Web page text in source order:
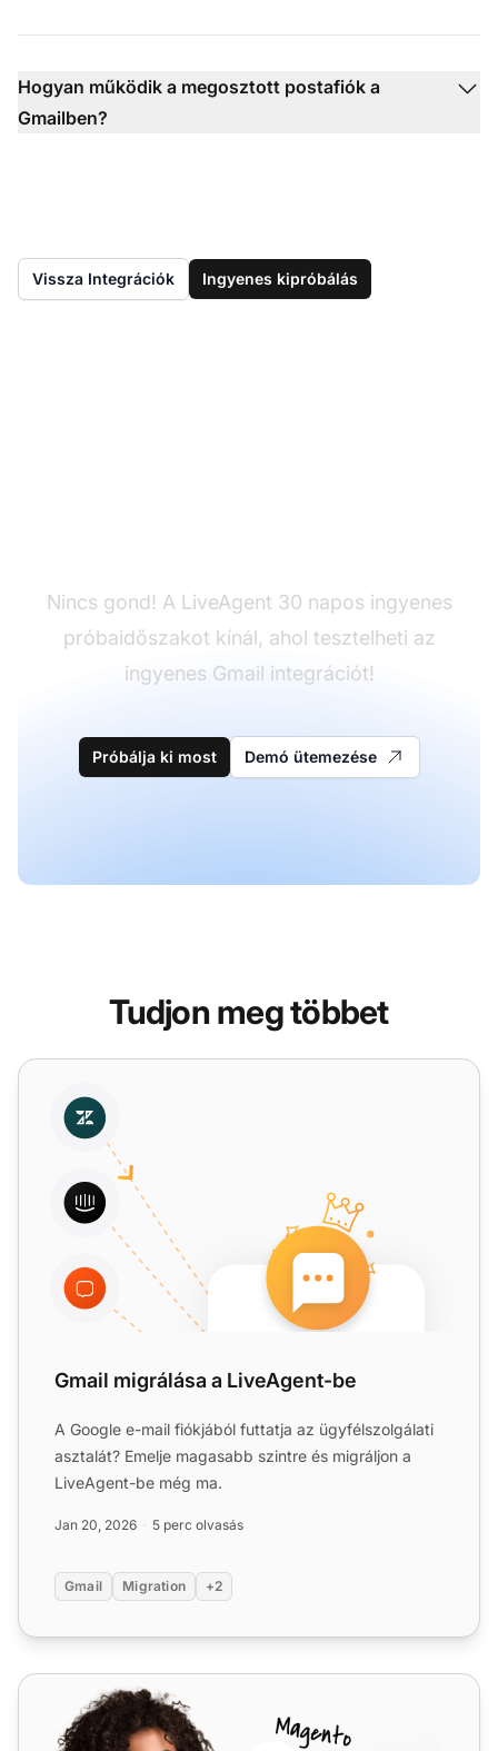
Hogyan működik a megosztott postafiók a
Gmailben?
Vissza Integrációk Ingyenes kipróbálás
Nincs gond! A LiveAgent 30 napos ingyenes
próbaidőszakot kínál, ahol tesztelheti az
ingyenes Gmail integrációt!
Próbálja ki most Demó ütemezése
Tudjon meg többet
Gmail migrálása a LiveAgent-be
Gmail migrálása a LiveAgent-be
A Google e-mail fiókjából futtatja az ügyfélszolgálati
asztalát? Emelje magasabb szintre és migráljon a
LiveAgent-be még ma.
Jan 20, 2026 5 perc olvasás
Gmail Migration +2
Google Kapcsolatok